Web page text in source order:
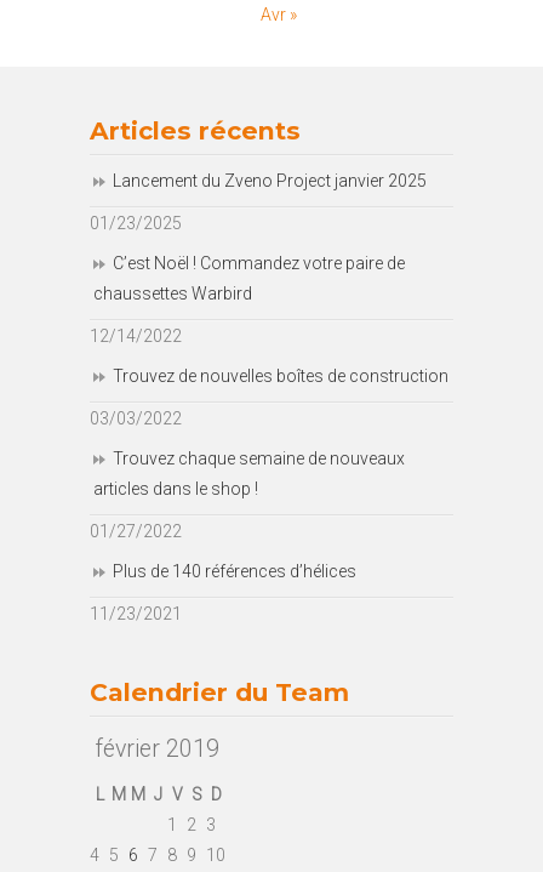
Avr »
Articles récents
Lancement du Zveno Project janvier 2025
01/23/2025
C’est Noël ! Commandez votre paire de
chaussettes Warbird
12/14/2022
Trouvez de nouvelles boîtes de construction
03/03/2022
Trouvez chaque semaine de nouveaux
articles dans le shop !
01/27/2022
Plus de 140 références d’hélices
11/23/2021
Calendrier du Team
février 2019
L M M J V S D
1
2
3
4 5 6 7 8 9 10